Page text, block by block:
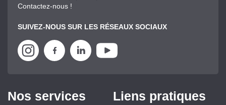
Contactez-nous !
SUIVEZ-NOUS SUR LES RÉSEAUX SOCIAUX
Nos services Liens pratiques